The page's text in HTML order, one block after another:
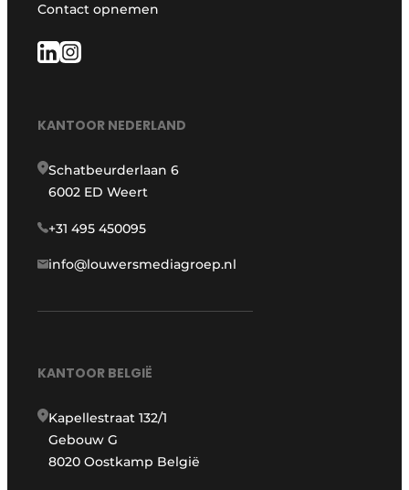
Contact opnemen
KANTOOR NEDERLAND
Schatbeurderlaan 6
6002 ED Weert
+31 495 450095
info@louwersmediagroep.nl
KANTOOR BELGIË
Kapellestraat 132/1
Gebouw G
8020 Oostkamp België